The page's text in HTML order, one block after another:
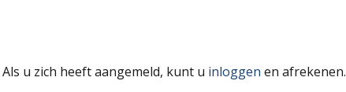
u zich heeft aangemeld, kunt u inloggen en afrekenen.